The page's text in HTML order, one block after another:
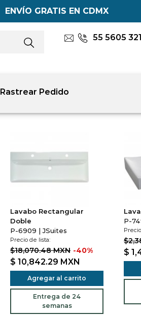
ENVÍO GRATIS EN CDMX
55 5605
Rastrear Pedido
Lavabo Rectangular
Doble
P-6909 | JSuites
Precio de lista:
$18,070.48 MXN -40%
$ 10,842.29 MXN
Agregar al carrito
Entrega de 24
semanas
P-
$